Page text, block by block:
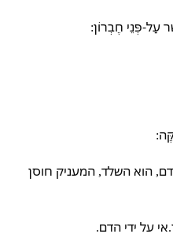
עַל-פְּנֵי חֶבְרוֹן:
הוא השלד, המעניק חוסן
על ידי הדם.